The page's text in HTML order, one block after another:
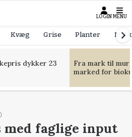
LOGIN MENU
Kvæg Grise Planter
dykker 23
Fra mark til
marked for
med faglige input